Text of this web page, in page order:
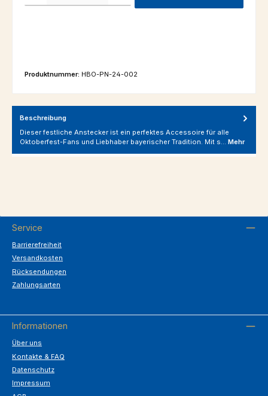
Produktnummer: HBO-PN-24-002
Beschreibung
Dieser festliche Anstecker ist ein perfektes Accessoire für alle
Oktoberfest-Fans und Liebhaber bayerischer Tradition. Mit s… Mehr
Service
Barrierefreiheit
Versandkosten
Rücksendungen
Zahlungsarten
Informationen
Über uns
Kontakte & FAQ
Datenschutz
Impressum